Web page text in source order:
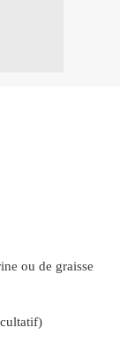
ou de graisse